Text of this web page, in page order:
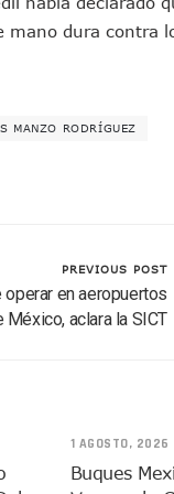
Sanitaria VIII
Seis Vehículos
Vallarta Se Suma A
Cacharros De 30
Ciudadano
Aguilar Fortalece La
Vivos Los Tres
mano dura contra
MANZO RODRÍGUEZ
PREVIOUS POST
operar en aeropuertos
México, aclara la SICT
1 AGOSTO, 2026
Buques